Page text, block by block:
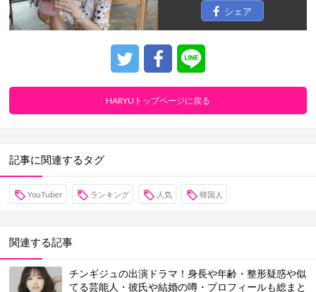
シェア
HARYUトップページに戻る
記事に関連するタグ
YouTuber ランキング 人気 韓国人
関連する記事
チンギジュの出演ドラマ！身長や年齢・整形疑惑や似
てる芸能人・彼氏や結婚の噂・プロフィールも総まと